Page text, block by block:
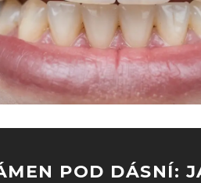
POD DÁSNÍ: